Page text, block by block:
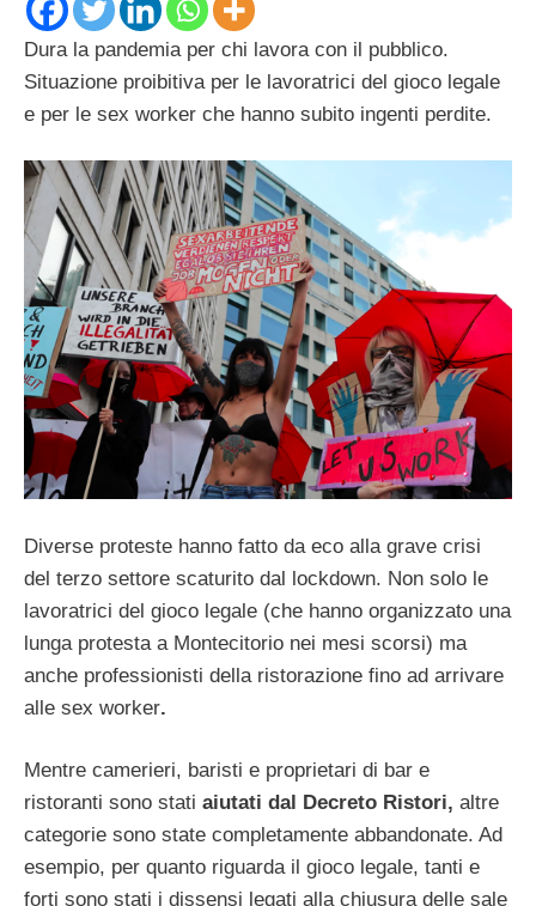
Dura la pandemia per chi lavora con il pubblico.
Situazione proibitiva per le lavoratrici del gioco legale
e per le sex worker che hanno subito ingenti perdite.
Diverse proteste hanno fatto da eco alla grave crisi
del terzo settore scaturito dal lockdown. Non solo le
lavoratrici del gioco legale (che hanno organizzato una
lunga protesta a Montecitorio nei mesi scorsi) ma
anche professionisti della ristorazione fino ad arrivare
alle sex worker.
Mentre camerieri, baristi e proprietari di bar e
ristoranti sono stati aiutati dal Decreto Ristori, altre
categorie sono state completamente abbandonate. Ad
esempio, per quanto riguarda il gioco legale, tanti e
forti sono stati i dissensi legati alla chiusura delle sale